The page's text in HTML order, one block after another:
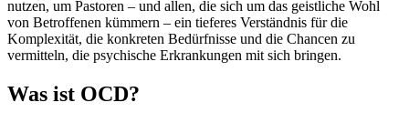
nutzen, um Pastoren – und allen, die sich um das geistliche Wohl
von Betroffenen kümmern – ein tieferes Verständnis für die
Komplexität, die konkreten Bedürfnisse und die Chancen zu
vermitteln, die psychische Erkrankungen mit sich bringen.
Was ist OCD?